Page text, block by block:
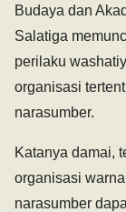
Budaya dan
Salatiga
perilaku
organisasi
narasumber.
Katanya damai,
organisasi
narasumber